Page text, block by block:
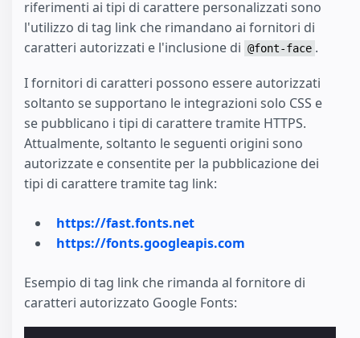
riferimenti ai tipi di carattere personalizzati sono
l'utilizzo di tag link che rimandano ai fornitori di
caratteri autorizzati e l'inclusione di @font-face .
I fornitori di caratteri possono essere autorizzati
soltanto se supportano le integrazioni solo CSS e
se pubblicano i tipi di carattere tramite HTTPS.
Attualmente, soltanto le seguenti origini sono
autorizzate e consentite per la pubblicazione dei
tipi di carattere tramite tag link:
https://fast.fonts.net
https://fonts.googleapis.com
Esempio di tag link che rimanda al fornitore di
caratteri autorizzato Google Fonts: